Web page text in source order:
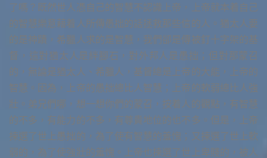
了嗎？既然世人憑自己的智慧不認識上帝，上帝就本着自己
的智慧樂意藉着人所傳愚拙的話拯救那些信的人。猶太人要
的是神蹟，希臘人求的是智慧，我們卻是傳被釘十字架的基
督，這對猶太人是絆腳石，對外邦人是愚拙；但對那蒙召
的，無論是猶太人、希臘人，基督總是上帝的大能，上帝的
智慧。因為，上帝的愚拙總比人智慧；上帝的軟弱總比人強
壯。弟兄們哪，想一想你們的蒙召，按着人的觀點，有智慧
的不多，有能力的不多，有尊貴地位的也不多。但是，上帝
揀選了世上愚拙的，為了使有智慧的羞愧；又揀選了世上軟
弱的，為了使強壯的羞愧。上帝也揀選了世上卑賤的，被人